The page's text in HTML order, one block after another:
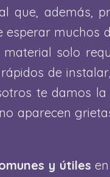
que, además,
esperar muchos
solo
de
te damos
aparecen
y útiles